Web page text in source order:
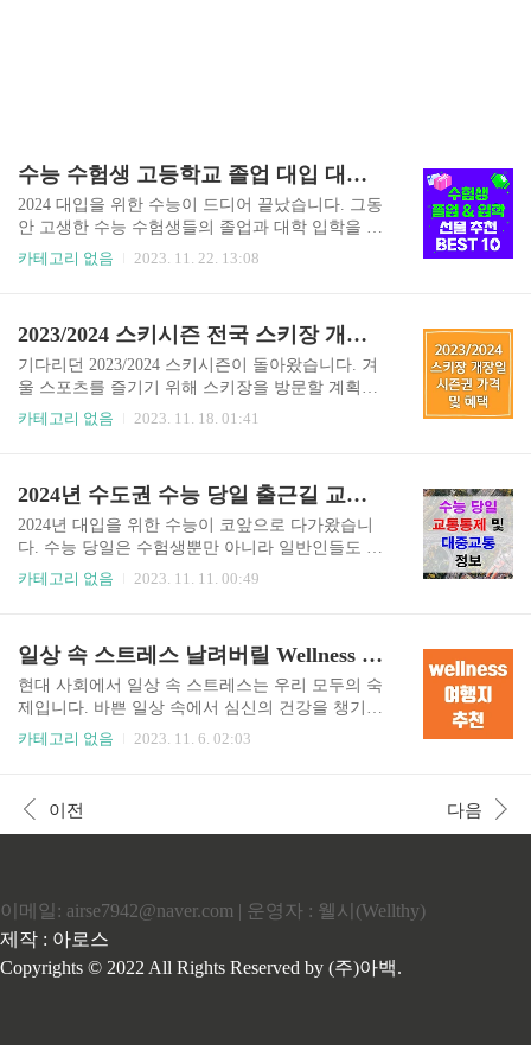
수능 수험생 고등학교 졸업 대입 대학 입학 선물 추천 BEST 10
2024 대입을 위한 수능이 드디어 끝났습니다. 그동
안 고생한 수능 수험생들의 졸업과 대학 입학을 위
한 선물을 고민하시는 분들이 많으실 텐데요. 수능
드리겠습니다. 삼성전자 공식 홈페이지 바로가기
애플 공식 홈페이지 바로가기 1. 노트북 노트북은
수능 수험생이 대학생활을 위해서 가장 가지고 싶
어 하는 선물 중 하나인데요. 대학생활에서 필수적
인 아이템인 노트북은 수능 수험생의 대학입학 선
강, 과제 작성 등 다양한 용도로 활용할 수 있습니
다. 노트북을 선..
카테고리 없음 2023. 11. 22. 13:08
2023/2024 스키시즌 전국 스키장 개장일 시즌권 혜택 가격 일정 정보
기다리던 2023/2024 스키시즌이 돌아왔습니다. 겨
울 스포츠를 즐기기 위해 스키장을 방문할 계획이
있는 분들을 위해 전국 스키장의 개장일, 시즌권 혜
위해 스키장 개장일을 한눈에 확인할 수 있도록 표
로 정리해 보았습니다. 스키장별 개장예정일과 스
키장 규모, 지역, 시즌권 가격 및 혜택도 아래 표를
통해 쉽게 확인하실 수 있도록 정리했으니 참고하
셔서 즐거운 스키 여행이 될 수 있도록 계획해 보시
지역 시즌권 및 혜택 휘닉스 평창 11월 24일(예정..
카테고리 없음 2023. 11. 18. 01:41
2024년 수도권 수능 당일 출근길 교통통제와 대중교통 정보
2024년 대입을 위한 수능이 코앞으로 다가왔습니
다. 수능 당일은 수험생뿐만 아니라 일반인들도 교
통 혼잡을 우려하는 날입니다. 따라서, 수능 당일
옵니다. 늦지 않게 수험장에 도착하거나 직장에 출
근하려면 교통통제와 대중교통 정책에 대해 미리
확인해 두는 것이 중요합니다. 특히 수도권의 경우
유동 인구가 많기 때문에 이곳을 통해 꼭 미리 확인
하시기 바랍니다. 2024년 수도권 수능 당일 교통 혼
교통 혼잡 해소 솔루션 등을 미리 파악해 두는 것도
도움이 될 수 있습니다. 공유 모빌리티를 고려하시
카테고리 없음 2023. 11. 11. 00:49
일상 속 스트레스 날려버릴 Wellness 여행지 추천
현대 사회에서 일상 속 스트레스는 우리 모두의 숙
제입니다. 바쁜 일상 속에서 심신의 건강을 챙기기
가 쉽지 않죠. 이럴 때는 Wellness 여행을 통해 일상
복하고, 일상의 스트레스를 해소하기 위한 여행을
말합니다. Wellness 여행은 크게 자연과 함께하는
힐링 여행은 산림욕, 해수욕, 온천욕 등 자연을 통
해 몸과 마음을 치유하는 여행입니다. ① 산림욕:
숲 속에서 산책, 트레킹, 명상 등을 통해 스트레스
를 해소하고, 심신의 안정을 찾을 ..
카테고리 없음 2023. 11. 6. 02:03
이전 다음
이메일: airse7942@naver.com | 운영자 : 웰시(Wellthy)
제작 : 아로스
Copyrights © 2022 All Rights Reserved by (주)아백.